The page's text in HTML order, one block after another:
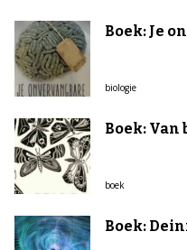
Boek: Je
biologie
Boek: Van
boek
Boek: